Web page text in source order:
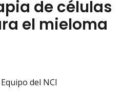
de células
el mieloma
del NCI